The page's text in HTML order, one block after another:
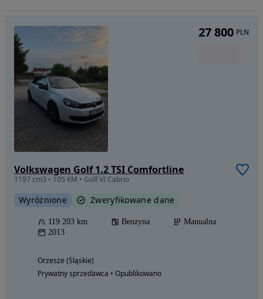
Volkswagen Golf 1.2 TSI Comfortline
1197 cm3 • 105 KM • Golf VI Cabrio
Wyróżnione Zweryfikowane dane
119 203 km Benzyna
Manualna
2013
Orzesze (Śląskie)
Prywatny sprzedawca • Opublikowano
27 800 PLN